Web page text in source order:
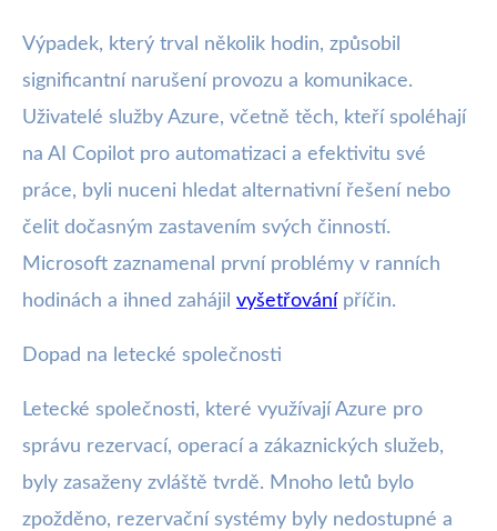
Výpadek, který trval několik hodin, způsobil
significantní narušení provozu a komunikace.
Uživatelé služby Azure, včetně těch, kteří spoléhají
na AI Copilot pro automatizaci a efektivitu své
práce, byli nuceni hledat alternativní řešení nebo
čelit dočasným zastavením svých činností.
Microsoft zaznamenal první problémy v ranních
hodinách a ihned zahájil vyšetřování příčin.
Dopad na letecké společnosti
Letecké společnosti, které využívají Azure pro
správu rezervací, operací a zákaznických služeb,
byly zasaženy zvláště tvrdě. Mnoho letů bylo
zpožděno, rezervační systémy byly nedostupné a